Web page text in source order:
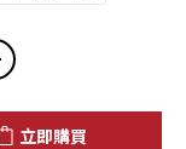
立即購買